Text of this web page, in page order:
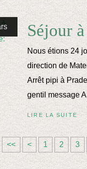
Séjour
Nous étions 24
direction de
Arrêt pipi à
gentil message
LIRE LA SUITE
<< < 1 2 3